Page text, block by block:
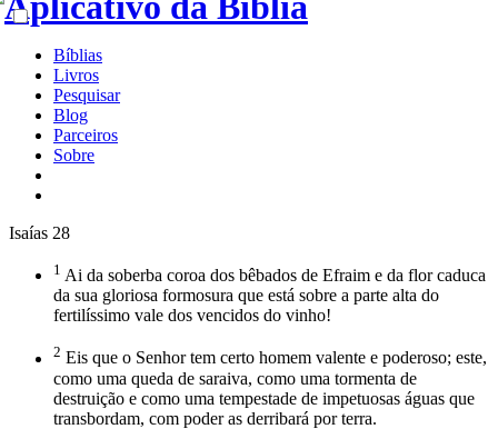
Bíblias
Livros
Pesquisar
Blog
Parceiros
Sobre
Isaías 28
1 Ai da soberba coroa dos bêbados de Efraim e da flor caduca
da sua gloriosa formosura que está sobre a parte alta do
fertilíssimo vale dos vencidos do vinho!
2 Eis que o Senhor tem certo homem valente e poderoso; este,
como uma queda de saraiva, como uma tormenta de
destruição e como uma tempestade de impetuosas águas que
transbordam, com poder as derribará por terra.